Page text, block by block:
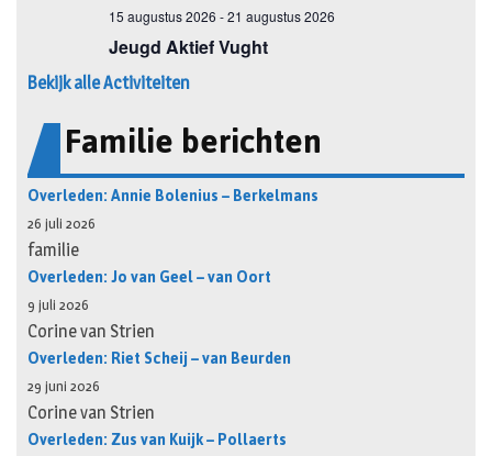
Bekijk alle Activiteiten
Familie berichten
Overleden: Annie Bolenius – Berkelmans
26 juli 2026
familie
Overleden: Jo van Geel – van Oort
9 juli 2026
Corine van Strien
Overleden: Riet Scheij – van Beurden
29 juni 2026
Corine van Strien
Overleden: Zus van Kuijk – Pollaerts